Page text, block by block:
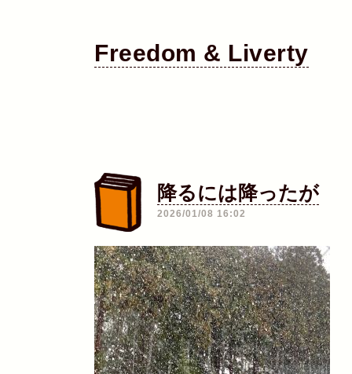
Freedom & Liverty
降るには降ったが―
2026/01/08 16:02